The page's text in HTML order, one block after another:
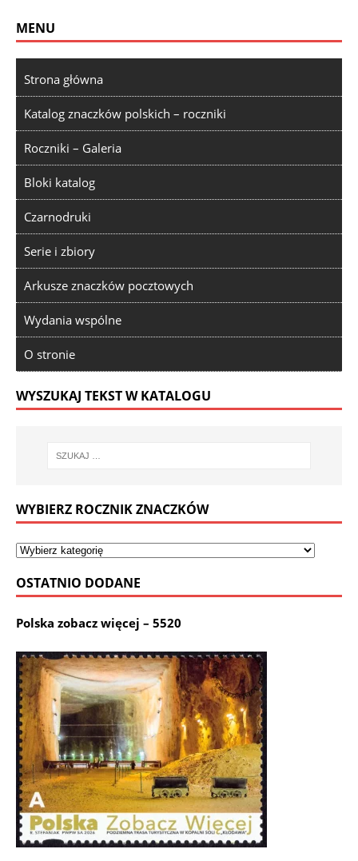
MENU
Strona główna
Katalog znaczków polskich – roczniki
Roczniki – Galeria
Bloki katalog
Czarnodruki
Serie i zbiory
Arkusze znaczków pocztowych
Wydania wspólne
O stronie
WYSZUKAJ TEKST W KATALOGU
WYBIERZ ROCZNIK ZNACZKÓW
OSTATNIO DODANE
Polska zobacz więcej – 5520